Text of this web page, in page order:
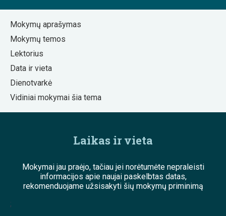
Mokymų aprašymas
Mokymų temos
Lektorius
Data ir vieta
Dienotvarkė
Vidiniai mokymai šia tema
Laikas ir vieta
Mokymai jau praėjo, tačiau jei norėtumėte nepraleisti
informacijos apie naujai paskelbtas datas,
rekomenduojame užsisakyti šių mokymų priminimą
;